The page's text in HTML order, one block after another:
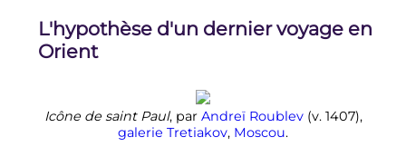
L'hypothèse d'un dernier voyage en
Orient
Icône de saint Paul, par Andreï Roublev(v. 1407),
galerie Tretiakov, Moscou.